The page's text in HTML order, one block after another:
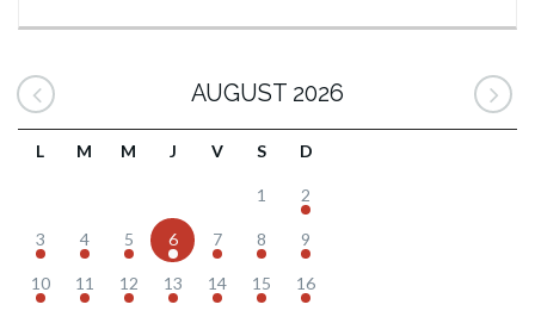
AUGUST 2026
L M M J V S D
1 2
3 4 5 6 7 8 9
10 11 12 13 14 15 16